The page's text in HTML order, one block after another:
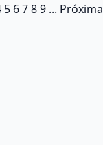
5 6789 ... Próxima